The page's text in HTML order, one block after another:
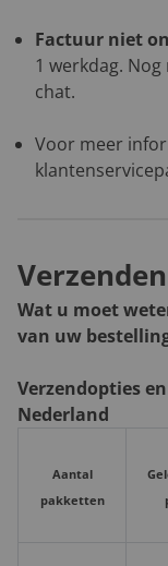
Factuur niet
1 werkdag.
chat.
Voor meer
Wat u moet
van uw
Verzendopties
Nederland
Aantal
pakketten